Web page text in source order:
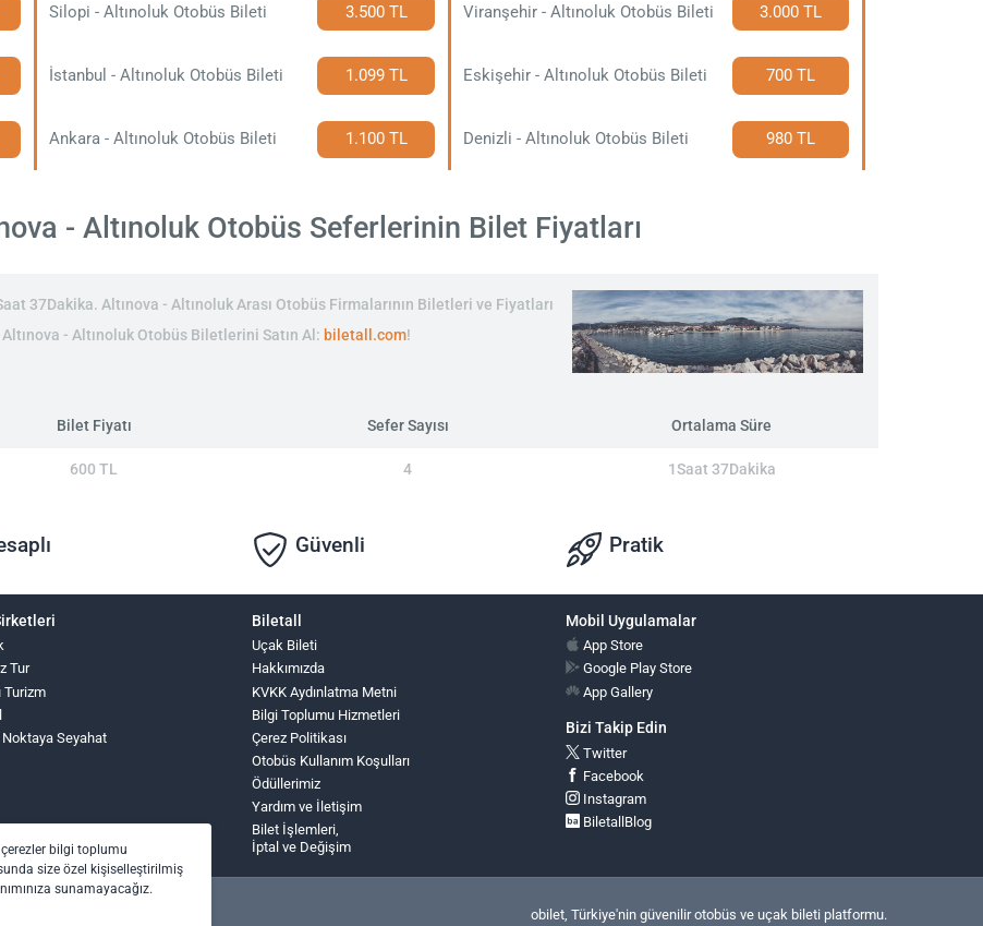
Silopi - Altınoluk Otobüs Bileti 3.500 TL Viranşehir - Altınoluk Otobüs Bileti 3.000 TL
İstanbul - Altınoluk Otobüs Bileti 1.099 TL Eskişehir - Altınoluk Otobüs Bileti 700 TL
Ankara - Altınoluk Otobüs Bileti 1.100 TL Denizli - Altınoluk Otobüs Bileti 980 TL
- Altınoluk Otobüs Seferlerinin Bilet Fiyatları
37Dakika. Altınova - Altınoluk Arası Otobüs Firmalarının Biletleri ve Fiyatları
- Altınoluk Otobüs Biletlerini Satın Al: biletall.com!
Bilet Fiyatı Sefer Sayısı Ortalama Süre
600 TL 4 1Saat 37Dakika
Güvenli Pratik
Tur
Turizm
Seyahat
Biletall
Uçak Bileti
Hakkımızda
KVKK Aydınlatma Metni
Bilgi Toplumu Hizmetleri
Çerez Politikası
Otobüs Kullanım Koşulları
Ödüllerimiz
Yardım ve İletişim
Bilet İşlemleri,
İptal ve Değişim
Mobil Uygulamalar
App Store
Google Play Store
App Gallery
Bizi Takip Edin
Twitter
Facebook
Instagram
BiletallBlog
obilet, Türkiye'nin güvenilir otobüs ve uçak bileti platformu.
bilgi toplumu
size özel kişiselleştirilmiş
sunamayacağız.